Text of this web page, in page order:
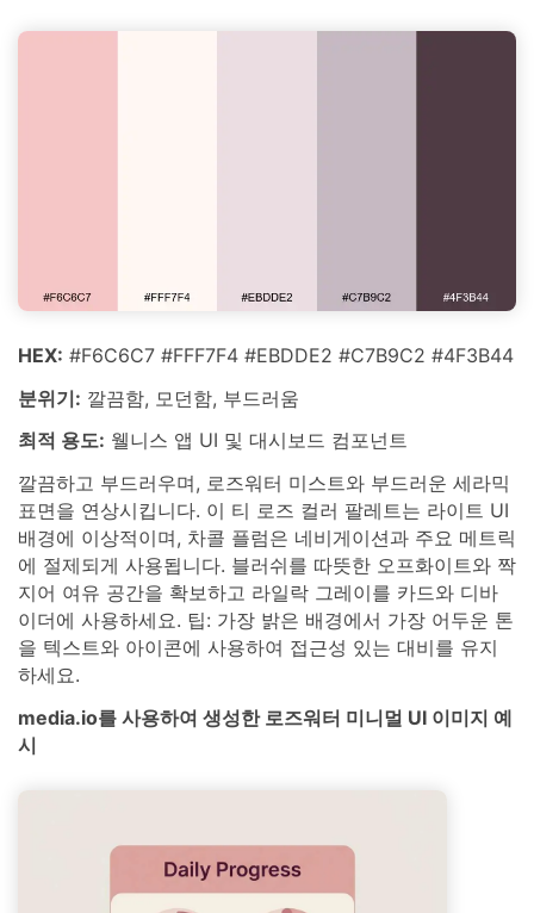
HEX: #F6C6C7 #FFF7F4 #EBDDE2 #C7B9C2 #4F3B44
분위기: 깔끔함, 모던함, 부드러움
최적 용도: 웰니스 앱 UI 및 대시보드 컴포넌트
깔끔하고 부드러우며, 로즈워터 미스트와 부드러운 세라믹
표면을 연상시킵니다. 이 티 로즈 컬러 팔레트는 라이트 UI
배경에 이상적이며, 차콜 플럼은 네비게이션과 주요 메트릭
에 절제되게 사용됩니다. 블러쉬를 따뜻한 오프화이트와 짝
지어 여유 공간을 확보하고 라일락 그레이를 카드와 디바
이더에 사용하세요. 팁: 가장 밝은 배경에서 가장 어두운 톤
을 텍스트와 아이콘에 사용하여 접근성 있는 대비를 유지
하세요.
media.io를 사용하여 생성한 로즈워터 미니멀 UI 이미지 예
시